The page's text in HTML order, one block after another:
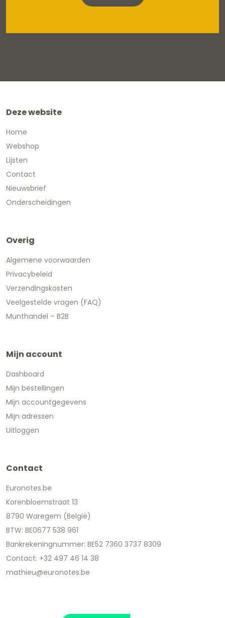
Deze website
Home
Webshop
Lijsten
Contact
Nieuwsbrief
Onderscheidingen
Overig
Algemene voorwaarden
Privacybeleid
Verzendingskosten
Veelgestelde vragen (FAQ)
Munthandel – B2B
Mijn account
Dashboard
Mijn bestellingen
Mijn accountgegevens
Mijn adressen
Uitloggen
Contact
Euronotes.be
Korenbloemstraat 13
8790 Waregem (België)
BTW: BE0677 538 961
Bankrekeningnummer: BE52 7360 3737 8309
Contact: +32 497 46 14 38
mathieu@euronotes.be